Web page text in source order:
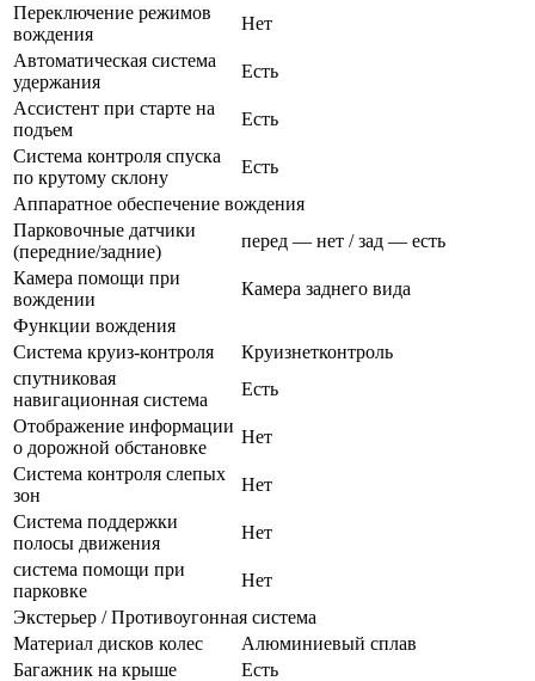
Переключение режимов
вождения
Нет
Автоматическая система
удержания
Есть
Ассистент при старте на
подъем
Есть
Система контроля спуска
по крутому склону
Есть
Аппаратное обеспечение вождения
Парковочные датчики
(передние/задние)
перед — нет / зад — есть
Камера помощи при
вождении
Камера заднего вида
Функции вождения
Система круиз-контроля
Круизнетконтроль
спутниковая
навигационная система
Есть
Отображение информации
о дорожной обстановке
Нет
Система контроля слепых
зон
Нет
Система поддержки
полосы движения
Нет
система помощи при
парковке
Нет
Экстерьер / Противоугонная система
Материал дисков колес
Алюминиевый сплав
Багажник на крыше
Есть